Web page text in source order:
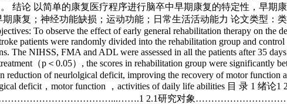
结论 以简单的康复医疗程序进行脑卒中早期康复的特定性，早
康复；神经功能缺损；运动功能；日常生活活动能力 论文类型：类
To observe the effect of early general rehabilitation therapy on
patients were randomly divided into the rehabilitation group and
The NIHSS, FMA and ADL were assessed in all the patients after 35
（p＜0.05）, the scores in rehabilitation group were significantly
reduction of neurlolgical deficit, improving the recovery of motor
deficit，motor function ，activities of daily life abilities 目 录 1 绪论1
2.1研究对象